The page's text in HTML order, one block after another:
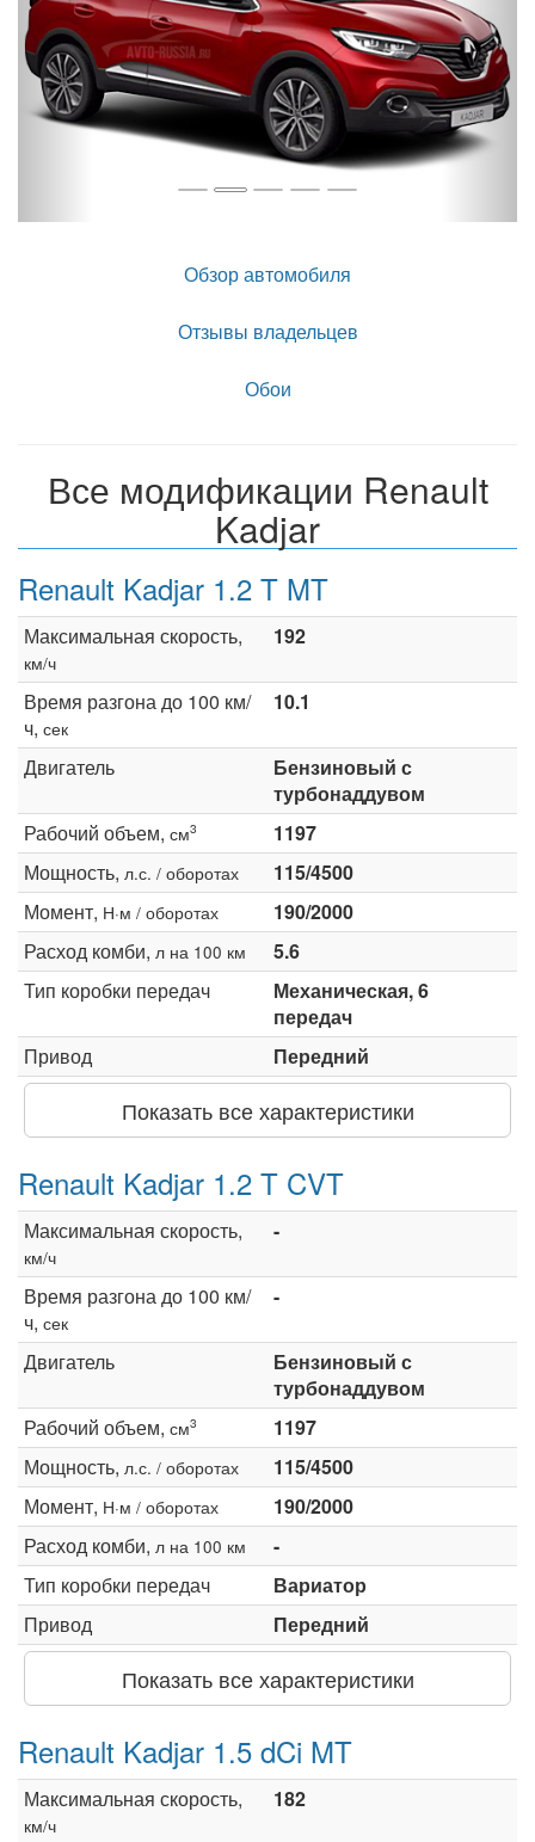
Обзор автомобиля
Отзывы владельцев
Обои
Все модификации Renault
Kadjar
Renault Kadjar 1.2 T MT
Максимальная скорость,
км/ч
192
Время разгона до 100 км/
ч, сек
10.1
Двигатель
Бензиновый с
турбонаддувом
Рабочий объем, см3
1197
Мощность, л.с. / оборотах
115/4500
Момент, Н·м / оборотах
190/2000
Расход комби, л на 100 км
5.6
Тип коробки передач
Механическая, 6
передач
Привод
Передний
Показать все характеристики
Renault Kadjar 1.2 T CVT
Максимальная скорость,
км/ч
-
Время разгона до 100 км/
ч, сек
-
Двигатель
Бензиновый с
турбонаддувом
Рабочий объем, см3
1197
Мощность, л.с. / оборотах
115/4500
Момент, Н·м / оборотах
190/2000
Расход комби, л на 100 км
-
Тип коробки передач
Вариатор
Привод
Передний
Показать все характеристики
Renault Kadjar 1.5 dCi MT
Максимальная скорость,
км/ч
182